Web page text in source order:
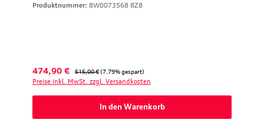
Produktnummer: 8W0073568 8Z8
Verkaufspreis:
474,90 € Regulärer Preis:
515,00 € (7.79% gespart)
Preise inkl. MwSt. zzgl. Versandkosten
In den Warenkorb